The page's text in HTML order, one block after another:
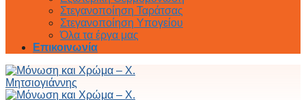
Στεγανοποίηση Ταράτσας
Στεγανοποίηση Υπογείου
Όλα τα έργα μας
Επικοινωνία